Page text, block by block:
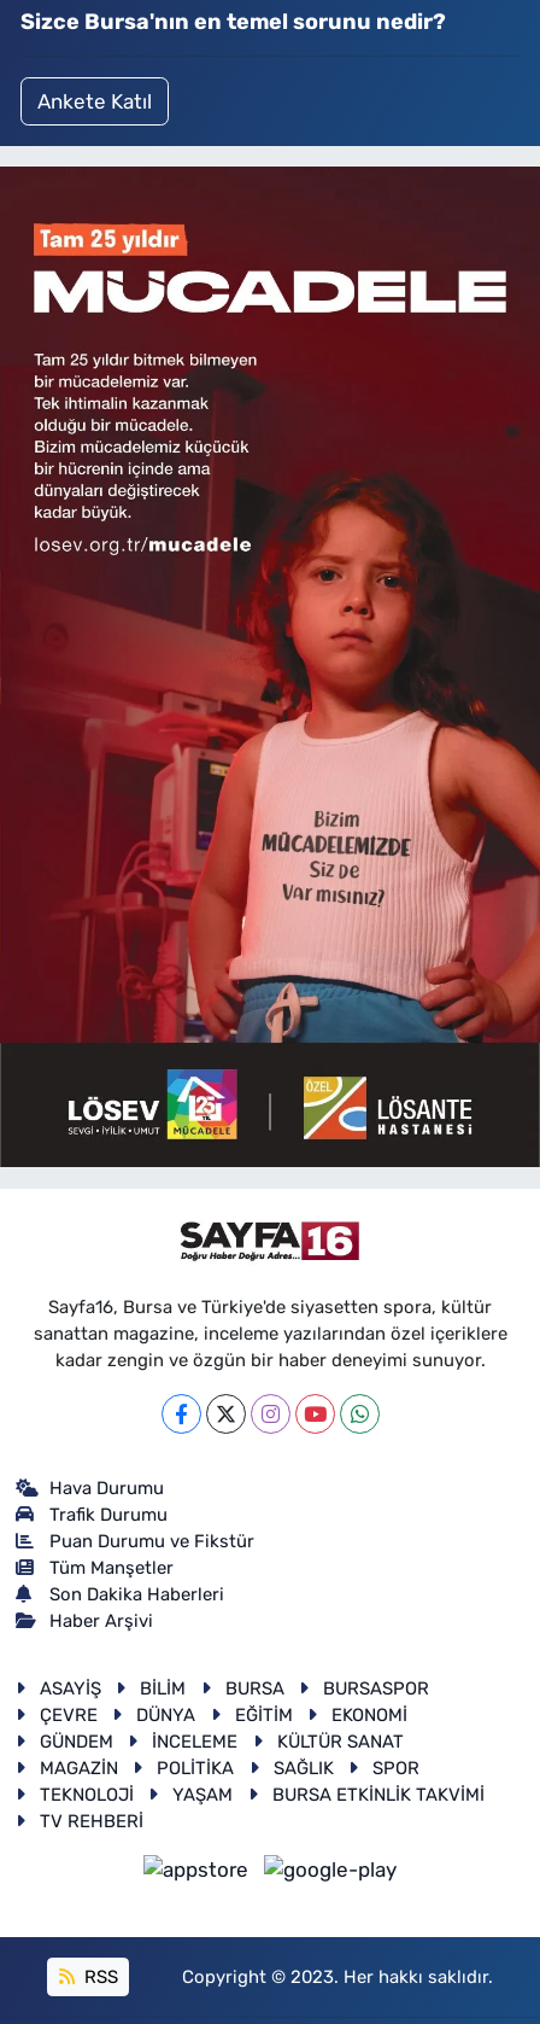
Sizce Bursa'nın en temel sorunu nedir?
Ankete Katıl
Sayfa16, Bursa ve Türkiye'de siyasetten spora, kültür
sanattan magazine, inceleme yazılarından özel içeriklere
kadar zengin ve özgün bir haber deneyimi sunuyor.
Hava Durumu
Trafik Durumu
Puan Durumu ve Fikstür
Tüm Manşetler
Son Dakika Haberleri
Haber Arşivi
ASAYİŞ BİLİM BURSA
BURSASPOR
ÇEVRE
DÜNYA EĞİTİM
EKONOMİ
GÜNDEM
İNCELEME
KÜLTÜR SANAT
MAGAZİN
POLİTİKA SAĞLIK
SPOR
TEKNOLOJİ
YAŞAM
BURSA ETKİNLİK TAKVİMİ
TV REHBERİ
RSS Copyright © 2023. Her hakkı saklıdır.